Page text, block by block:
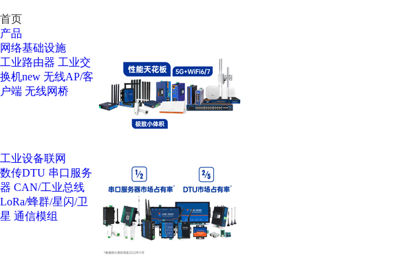
首页
产品
网络基础设施
工业路由器 工业交
换机new 无线AP/客
户端 无线网桥
工业设备联网
数传DTU 串口服务
器 CAN/工业总线
LoRa/蜂群/星闪/卫
星 通信模组